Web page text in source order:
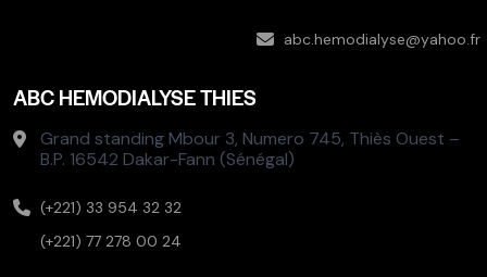
abc.hemodialyse@yahoo.fr
ABC HEMODIALYSE THIES
Grand standing Mbour 3, Numero 745, Thiès Ouest –
B.P. 16542 Dakar-Fann (Sénégal)
(+221) 33 954 32 32
(+221) 77 278 00 24